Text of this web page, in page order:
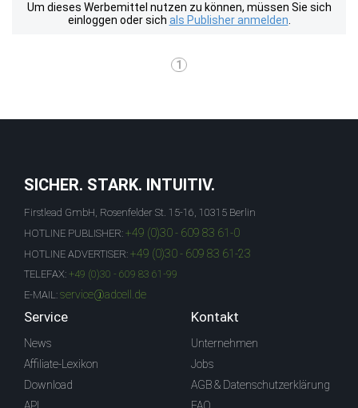
Um dieses Werbemittel nutzen zu können, müssen Sie sich
einloggen oder sich als Publisher anmelden
1
SICHER. STARK. INTUITIV.
Firstlead GmbH, Rosenfelder St. 15-16, 10315 Berlin
HOTLINE PUBLISHER: +49 (0)30 - 609 83 61-0
HOTLINE ADVERTISER: +49 (0)30 - 609 83 61-23
TELEFAX: +49 (0)30 - 609 83 61-99
E-MAIL: service@adcell.de
Service
News
Affiliate-Lexikon
Download
Kontakt
Unternehmen
Jobs
AGB & Datenschutzerklärung